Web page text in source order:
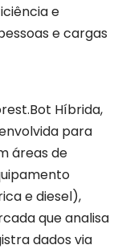
e
e cargas
Híbrida,
para
áreas de
e diesel),
que analisa
dados via